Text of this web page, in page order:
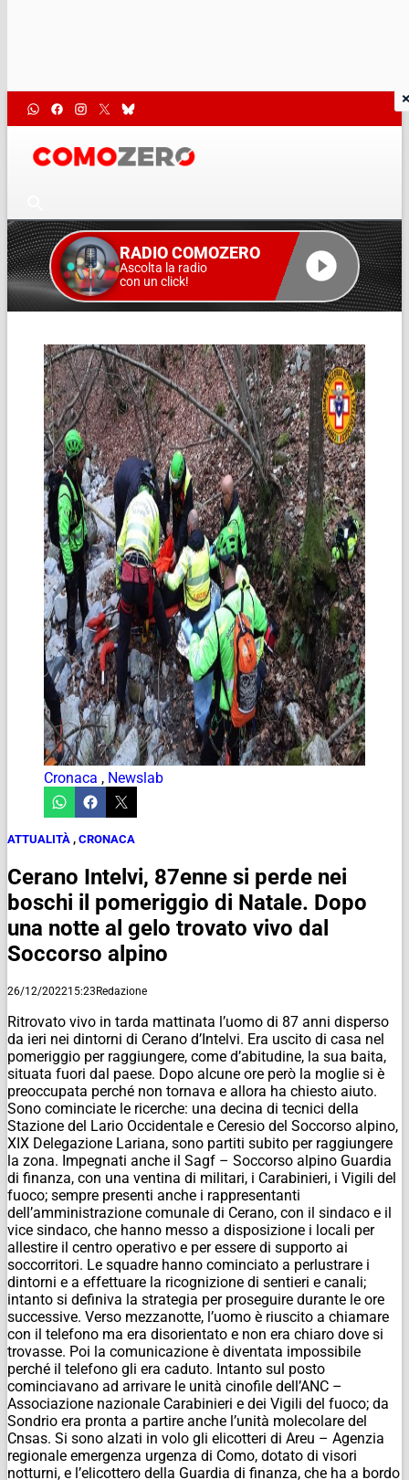
RADIO COMOZERO
Ascolta la radio
con un click!
Cronaca , Newslab
ATTUALITÀ , CRONACA
Cerano Intelvi, 87enne si perde nei
boschi il pomeriggio di Natale. Dopo
una notte al gelo trovato vivo dal
Soccorso alpino
26/12/202215:23Redazione
Ritrovato vivo in tarda mattinata l’uomo di 87 anni disperso
da ieri nei dintorni di Cerano d’Intelvi. Era uscito di casa nel
pomeriggio per raggiungere, come d’abitudine, la sua baita,
situata fuori dal paese. Dopo alcune ore però la moglie si è
preoccupata perché non tornava e allora ha chiesto aiuto.
Sono cominciate le ricerche: una decina di tecnici della
Stazione del Lario Occidentale e Ceresio del Soccorso alpino,
XIX Delegazione Lariana, sono partiti subito per raggiungere
la zona. Impegnati anche il Sagf – Soccorso alpino Guardia
di finanza, con una ventina di militari, i Carabinieri, i Vigili del
fuoco; sempre presenti anche i rappresentanti
dell’amministrazione comunale di Cerano, con il sindaco e il
vice sindaco, che hanno messo a disposizione i locali per
allestire il centro operativo e per essere di supporto ai
soccorritori. Le squadre hanno cominciato a perlustrare i
dintorni e a effettuare la ricognizione di sentieri e canali;
intanto si definiva la strategia per proseguire durante le ore
successive. Verso mezzanotte, l’uomo è riuscito a chiamare
con il telefono ma era disorientato e non era chiaro dove si
trovasse. Poi la comunicazione è diventata impossibile
perché il telefono gli era caduto. Intanto sul posto
cominciavano ad arrivare le unità cinofile dell’ANC –
Associazione nazionale Carabinieri e dei Vigili del fuoco; da
Sondrio era pronta a partire anche l’unità molecolare del
Cnsas. Si sono alzati in volo gli elicotteri di Areu – Agenzia
regionale emergenza urgenza di Como, dotato di visori
notturni, e l’elicottero della Guardia di finanza, che ha a bordo